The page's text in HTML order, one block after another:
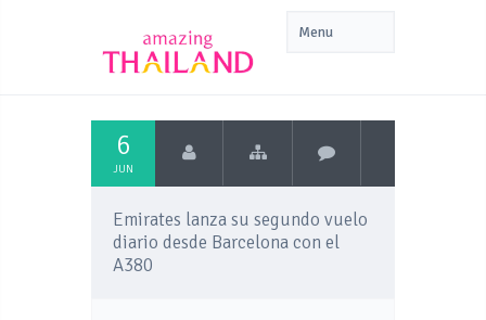
6
JUN
Emirates lanza su segundo vuelo
diario desde Barcelona con el
A380